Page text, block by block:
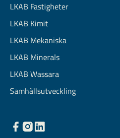
LKAB Fastigheter
LKAB Kimit
LKAB Mekaniska
LKAB Minerals
LKAB Wassara
Samhällsutveckling